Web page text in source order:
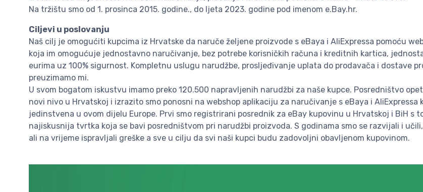
Na tržištu smo od 1. prosinca 2015. godine., do ljeta 2023. godine pod imenom e.Bay.hr.
Ciljevi u poslovanju
Naš cilj je omogućiti kupcima iz Hrvatske da naruče željene proizvode s eBaya i AliExpressa pomoću
koja im omogućuje jednostavno naručivanje, bez potrebe korisničkih računa i kreditnih kartica,
eurima uz 100% sigurnost. Kompletnu uslugu narudžbe, prosljeđivanje uplata do prodavača i dostave
preuzimamo mi.
U svom bogatom iskustvu imamo preko 120.500 napravljenih narudžbi za naše kupce. Posredništvo
novi nivo u Hrvatskoj i izrazito smo ponosni na webshop aplikaciju za naručivanje s eBaya i AliExpressa
jedinstvena u ovom dijelu Europe. Prvi smo registrirani posrednik za eBay kupovinu u Hrvatskoj i BiH s
najiskusnija tvrtka koja se bavi posredništvom pri narudžbi proizvoda. S godinama smo se razvijali i
ali na vrijeme ispravljali greške a sve u cilju da svi naši kupci budu zadovoljni obavljenom kupovinom.